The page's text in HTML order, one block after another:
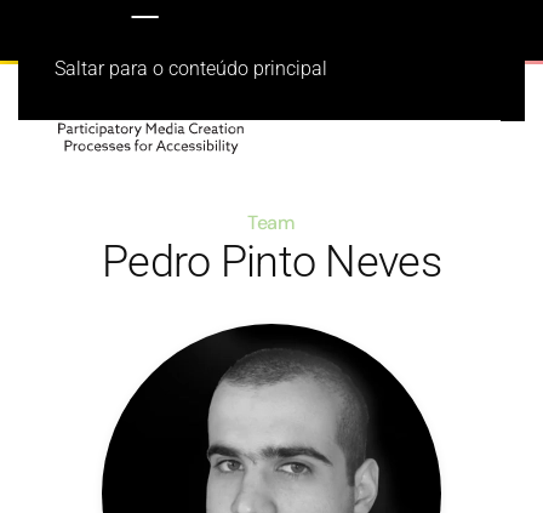
Saltar para o conteúdo principal
Team
Pedro Pinto Neves